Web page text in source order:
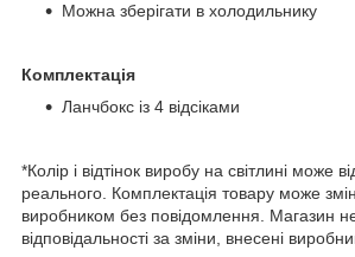
Можна зберігати в холодильнику
Комплектація
Ланчбокс із 4 відсіками
*Колір і відтінок виробу на світлині може
реального. Комплектація товару може
виробником без повідомлення. Магазин
відповідальності за зміни, внесені